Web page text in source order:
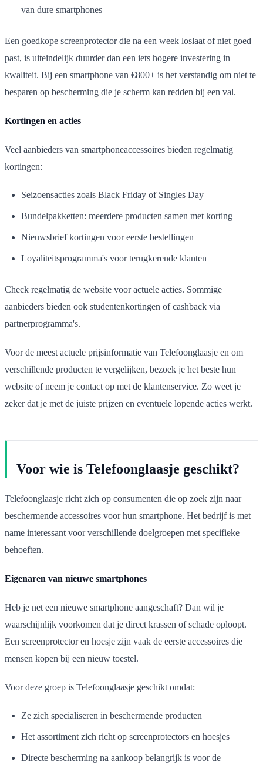
van dure smartphones
Een goedkope screenprotector die na een week loslaat of niet goed
past, is uiteindelijk duurder dan een iets hogere investering in
kwaliteit. Bij een smartphone van €800+ is het verstandig om niet te
besparen op bescherming die je scherm kan redden bij een val.
Kortingen en acties
Veel aanbieders van smartphoneaccessoires bieden regelmatig
kortingen:
Seizoensacties zoals Black Friday of Singles Day
Bundelpakketten: meerdere producten samen met korting
Nieuwsbrief kortingen voor eerste bestellingen
Loyaliteitsprogramma's voor terugkerende klanten
Check regelmatig de website voor actuele acties. Sommige
aanbieders bieden ook studentenkortingen of cashback via
partnerprogramma's.
Voor de meest actuele prijsinformatie van Telefoonglaasje en om
verschillende producten te vergelijken, bezoek je het beste hun
website of neem je contact op met de klantenservice. Zo weet je
zeker dat je met de juiste prijzen en eventuele lopende acties werkt.
Voor wie is Telefoonglaasje geschikt?
Telefoonglaasje richt zich op consumenten die op zoek zijn naar
beschermende accessoires voor hun smartphone. Het bedrijf is met
name interessant voor verschillende doelgroepen met specifieke
behoeften.
Eigenaren van nieuwe smartphones
Heb je net een nieuwe smartphone aangeschaft? Dan wil je
waarschijnlijk voorkomen dat je direct krassen of schade oploopt.
Een screenprotector en hoesje zijn vaak de eerste accessoires die
mensen kopen bij een nieuw toestel.
Voor deze groep is Telefoonglaasje geschikt omdat:
Ze zich specialiseren in beschermende producten
Het assortiment zich richt op screenprotectors en hoesjes
Directe bescherming na aankoop belangrijk is voor de